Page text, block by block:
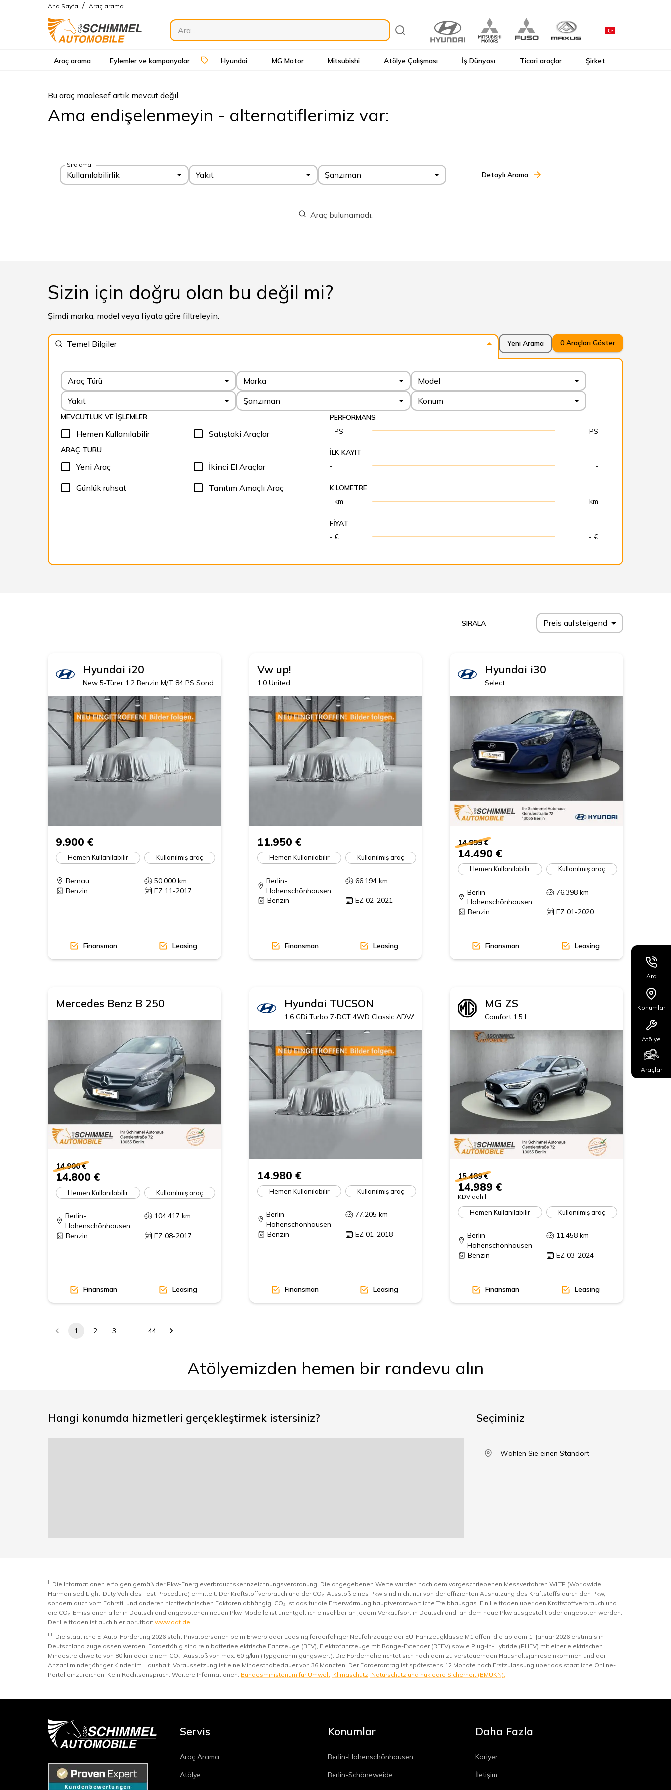
Ana Sayfa / Araç arama
Araç arama Eylemler ve kampanyalar Hyundai MG Motor Mitsubishi Atölye Çalışması İş Dünyası Ticari araçlar Şirket
Bu araç maalesef artık mevcut değil.
Ama endişelenmeyin - alternatiflerimiz var:
Sıralama
Kullanılabilirlik Yakıt Şanzıman Detaylı Arama
Araç bulunamadı.
Sizin için doğru olan bu değil mi?
Şimdi marka, model veya fiyata göre filtreleyin.
Temel Bilgiler Yeni Arama 0 Araçları Göster
Araç Türü Marka
Model
Yakıt
Şanzıman Konum
MEVCUTLUK VE İŞLEMLER
Hemen Kullanılabilir Satıştaki Araçlar
ARAÇ TÜRÜ
Yeni Araç İkinci El Araçlar
Günlük ruhsat Tanıtım Amaçlı Araç
PERFORMANS
- PS
- PS
İLK KAYIT
-
-
KILOMETRE
- km
- km
FIYAT
- €
- €
SIRALA Preis aufsteigend
Hyundai i20
New 5-Türer 1,2 Benzin M/T 84 PS Sonderedition YES! 2017
9.900 €
Hemen Kullanılabilir Kullanılmış araç
Bernau 50.000km
Benzin
EZ 11-2017
Finansman Leasing
Vw up!
1.0 United
11.950 €
Hemen Kullanılabilir Kullanılmış araç
Berlin-
Hohenschönhausen
66.194km
Benzin EZ 02-2021
Finansman Leasing
Hyundai i30
Select
14.999 €
14.490 €
Hemen Kullanılabilir Kullanılmış araç
Berlin-
Hohenschönhausen
76.398 km
Benzin EZ 01-2020
Finansman Leasing
Mercedes Benz B 250
14.900 €
14.800 €
Hemen Kullanılabilir Kullanılmış araç
Berlin-
Hohenschönhausen
104.417 km
Benzin EZ 08-2017
Finansman Leasing
Hyundai TUCSON
1.6 GDi Turbo 7-DCT 4WD Classic ADVANTAGE, 19' Alu MY18
14.980 €
Hemen Kullanılabilir Kullanılmış araç
Berlin-
Hohenschönhausen
77.205 km
Benzin EZ 01-2018
Finansman Leasing
MG ZS
Comfort 1,5 l
15.489 €
14.989 €
KDV dahil.
Hemen Kullanılabilir Kullanılmış araç
Berlin-
Hohenschönhausen
11.458 km
Benzin EZ 03-2024
Finansman Leasing
1 2 3 … 44
Atölyemizden hemen bir randevu alın
Hangi konumda hizmetleri gerçekleştirmek istersiniz? Seçiminiz
Wählen Sie einen Standort
I. Die Informationen erfolgen gemäß der Pkw-Energieverbrauchskennzeichnungsverordnung. Die angegebenen Werte wurden nach dem vorgeschriebenen Messverfahren WLTP (Worldwide
Harmonised Light-Duty Vehicles Test Procedure) ermittelt. Der Kraftstoffverbrauch und der CO₂-Ausstoß eines Pkw sind nicht nur von der effizienten Ausnutzung des Kraftstoffs durch den Pkw,
sondern auch vom Fahrstil und anderen nichttechnischen Faktoren abhängig. CO₂ ist das für die Erderwärmung hauptverantwortliche Treibhausgas. Ein Leitfaden über den Kraftstoffverbrauch und
die CO₂-Emissionen aller in Deutschland angebotenen neuen Pkw-Modelle ist unentgeltlich einsehbar an jedem Verkaufsort in Deutschland, an dem neue Pkw ausgestellt oder angeboten werden.
Der Leitfaden ist auch hier abrufbar: www.dat.de
III. Die staatliche E-Auto-Förderung 2026 steht Privatpersonen beim Erwerb oder Leasing förderfähiger Neufahrzeuge der EU-Fahrzeugklasse M1 offen, die ab dem 1. Januar 2026 erstmals in
Deutschland zugelassen werden. Förderfähig sind rein batterieelektrische Fahrzeuge (BEV), Elektrofahrzeuge mit Range-Extender (REEV) sowie Plug-in-Hybride (PHEV) mit einer elektrischen
Mindestreichweite von 80 km oder einem CO₂-Ausstoß von max. 60 g/km (Typgenehmigungswert). Die Förderhöhe richtet sich nach dem zu versteuernden Haushaltsjahreseinkommen und der
Anzahl minderjähriger Kinder im Haushalt. Voraussetzung ist eine Mindesthaltedauer von 36 Monaten. Der Förderantrag ist spätestens 12 Monate nach Erstzulassung über das staatliche Online-
Portal einzureichen. Kein Rechtsanspruch. Weitere Informationen: Bundesministerium für Umwelt, Klimaschutz, Naturschutz und nukleare Sicherheit (BMUKN).
Servis
Araç Arama
Atölye
Konumlar
Berlin-Hohenschönhausen
Berlin-Schöneweide
Daha Fazla
Kariyer
İletişim
Ara
Konumlar
Atölye
Araçlar